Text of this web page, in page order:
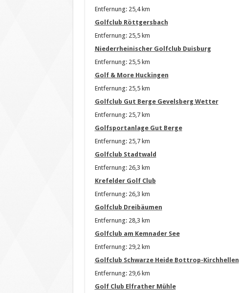
Entfernung: 25,4 km
Golfclub Röttgersbach
Entfernung: 25,5 km
Niederrheinischer Golfclub Duisburg
Entfernung: 25,5 km
Golf & More Huckingen
Entfernung: 25,5 km
Golfclub Gut Berge Gevelsberg Wetter
Entfernung: 25,7 km
Golfsportanlage Gut Berge
Entfernung: 25,7 km
Golfclub Stadtwald
Entfernung: 26,3 km
Krefelder Golf Club
Entfernung: 26,3 km
Golfclub Dreibäumen
Entfernung: 28,3 km
Golfclub am Kemnader See
Entfernung: 29,2 km
Golfclub Schwarze Heide Bottrop-Kirchhellen
Entfernung: 29,6 km
Golf Club Elfrather Mühle